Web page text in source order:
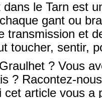
dans le Tarn est
gant ou
transmission et
toucher, sentir,
? Vous
? Racontez-
article vous a